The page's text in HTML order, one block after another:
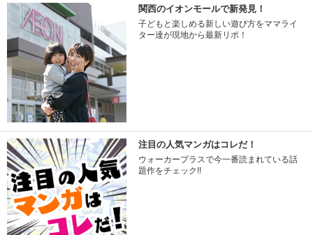
関西のイオンモールで新発見！
子どもと楽しめる新しい遊び方をママライ
ター達が現地から最新リポ！
注目の人気マンガはコレだ！
ウォーカープラスで今一番読まれている話
題作をチェック!!